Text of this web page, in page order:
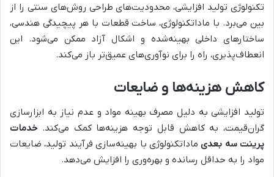
تکنولوژی تولید افزایشی، محدودیت‌های طراحی روش‌های سنتی را از
بین می‌برد. با ماداتکنولوژی، ساخت قطعات با هر پیچیدگی هندسی،
ساختارهای داخلی بهینه‌شده و اشکال آزاد ممکن می‌شود. این
انعطاف‌پذیری، راه را برای نوآوری‌های عمیق‌تر باز می‌کند.
کاهش هزینه‌ها و ضایعات
تولید افزایشی به دلیل مصرف بهینه مواد و عدم نیاز به ابزارسازی
گران‌قیمت، به کاهش قابل توجه هزینه‌ها کمک می‌کند. خدمات
پرینت سه بعدیماداتکنولوژی با بهینه‌سازی فرآیند تولید، ضایعات
مواد را به حداقل رسانده و بهره‌وری را افزایش می‌دهد.